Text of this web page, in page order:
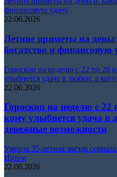
финансовую удачу
22.06.2026
Летние приметы на
богатство и финансовую
Гороскоп на неделю с 22 по 28
улыбнется удача в любви, а
22.06.2026
Гороскоп на неделю с 22
кому улыбнется удача в
денежные возможности
Умерла 35-летняя звезда
Иртем
22.06.2026